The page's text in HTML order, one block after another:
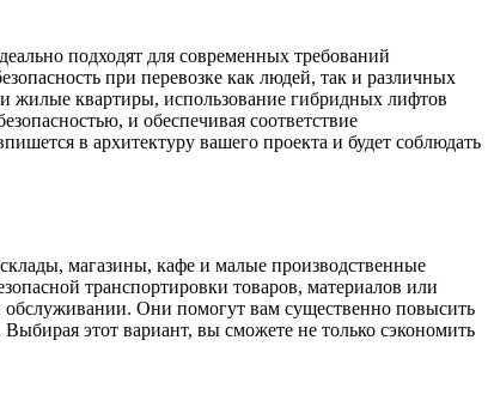
подходят для современных требований
при перевозке как людей, так и различных
жилые квартиры, использование гибридных лифтов
и обеспечивая соответствие
в архитектуру вашего проекта и будет соблюдать
магазины, кафе и малые производственные
транспортировки товаров, материалов или
Они помогут вам существенно повысить
этот вариант, вы сможете не только сэкономить